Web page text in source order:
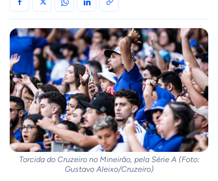
Torcida do Cruzeiro no Mineirão, pela Série A (Foto:
Gustavo Aleixo/Cruzeiro)